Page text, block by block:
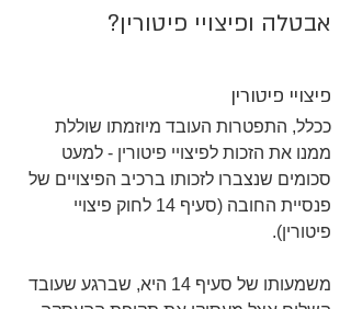
אבטלה ופיצויי פיטורין?
פיצויי פיטורין
ככלל, התפטרות העובד מיוזמתו שוללת
ממנו את הזכות לפיצויי פיטורין - למעט
סכומים שנצברו לזכותו ברכיב הפיצויים של
פנסיית החובה (סעיף 14 לחוק פיצויי
פיטורין).
משמעותו של סעיף 14 היא, שברגע שעובד